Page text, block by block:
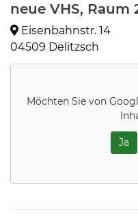
neue VHS, Raum
Eisenbahnstr. 14
04509 Delitzsch
Möchten Sie von
Ja